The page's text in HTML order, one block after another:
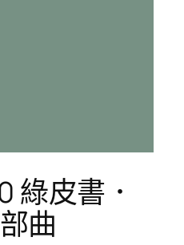
綠皮書．
曲